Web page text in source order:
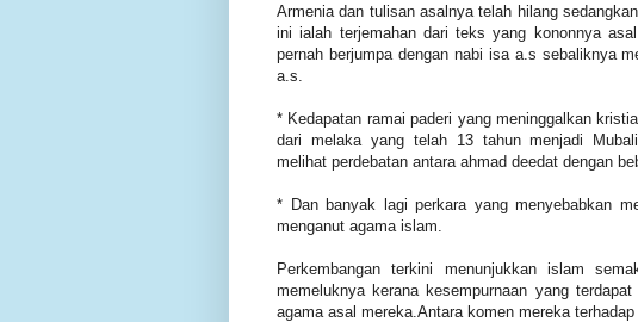
Armenia dan tulisan asalnya telah hilang
ini ialah terjemahan dari teks yang kononnya
pernah berjumpa dengan nabi isa a.s sebaliknya
a.s.
* Kedapatan ramai paderi yang meninggalkan
dari melaka yang telah 13 tahun menjadi
melihat perdebatan antara ahmad deedat dengan
* Dan banyak lagi perkara yang menyebabkan
menganut agama islam.
Perkembangan terkini menunjukkan islam
memeluknya kerana kesempurnaan yang
agama asal mereka.Antara komen mereka